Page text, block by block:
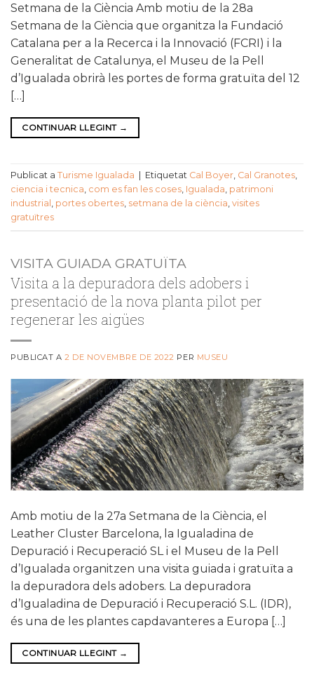
Setmana de la Ciència Amb motiu de la 28a
Setmana de la Ciència que organitza la Fundació
Catalana per a la Recerca i la Innovació (FCRI) i la
Generalitat de Catalunya, el Museu de la Pell
d’Igualada obrirà les portes de forma gratuïta del 12
[…]
CONTINUAR LLEGINT →
Publicat a Turisme Igualada Etiquetat Cal Boyer, Cal Granotes,
ciencia i tecnica, com es fan les coses, Igualada, patrimoni
industrial , portes obertes, setmana de la ciència, visites
gratuïtres
VISITA GUIADA GRATUÏTA
Visita a la depuradora dels adobers i
presentació de la nova planta pilot per
regenerar les aigües
PUBLICAT A2 DE NOVEMBRE DE 2022 PER MUSEU
Amb motiu de la 27a Setmana de la Ciència, el
Leather Cluster Barcelona, la Igualadina de
Depuració i Recuperació SL i el Museu de la Pell
d’Igualada organitzen una visita guiada i gratuïta a
la depuradora dels adobers. La depuradora
d’Igualadina de Depuració i Recuperació S.L. (IDR),
és una de les plantes capdavanteres a Europa […]
CONTINUAR LLEGINT →